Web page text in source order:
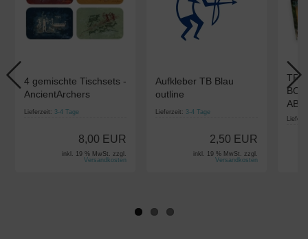
4 gemischte Tischsets -
AncientArchers
Lieferzeit: 3-4 Tage
8,00 EUR
inkl. 19 % MwSt. zzgl.
Versandkosten
Aufkleber TB Blau
outline
Lieferzeit: 3-4 Tage
2,50 EUR
inkl. 19 % MwSt. zzgl.
Versandkosten